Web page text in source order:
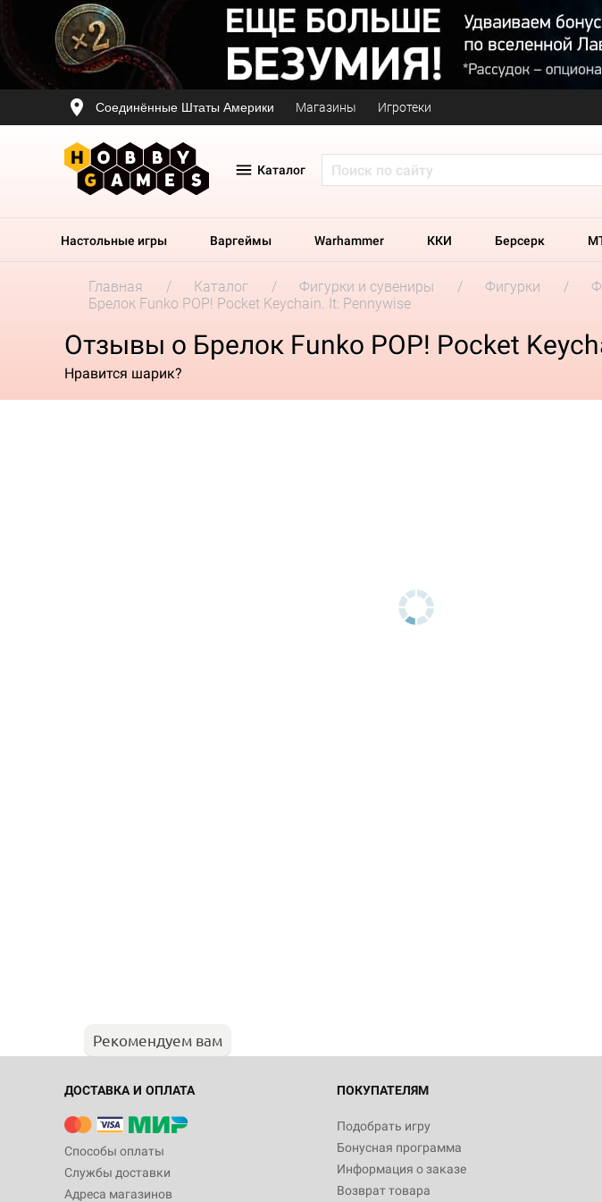
Соединённые Штаты Америки Магазины Игротеки
Каталог
Настольные игры Варгеймы Warhammer ККИ Берсерк
Главная Каталог Фигурки и сувениры Фигурки
Брелок Funko POP! Pocket Keychain. It: Pennywise
Отзывы о Брелок Funko POP! Pocket
Нравится шарик?
Рекомендуем вам
ДОСТАВКА И ОПЛАТА
Способы оплаты
Службы доставки
Адреса магазинов
ПОКУПАТЕЛЯМ
Подобрать игру
Бонусная программа
Информация о заказе
Возврат товара